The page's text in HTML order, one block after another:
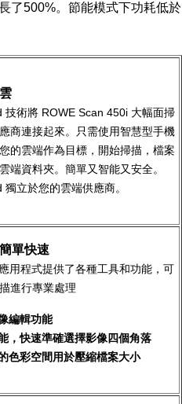
了500%。節能模式下功耗低於
技術將 ROWE Scan 450i 大幅面掃
商連接起來。只需使用智慧型手機
的雲端作為目標，開始掃描，檔案
端資料夾。簡單又智能又安全。
立於您的雲端供應商。
單快速
用程式提供了各種工具和功能，可
進行專業處理
編輯功能
，快速準確選擇影像四個角落
色彩空間用於壓縮檔案大小